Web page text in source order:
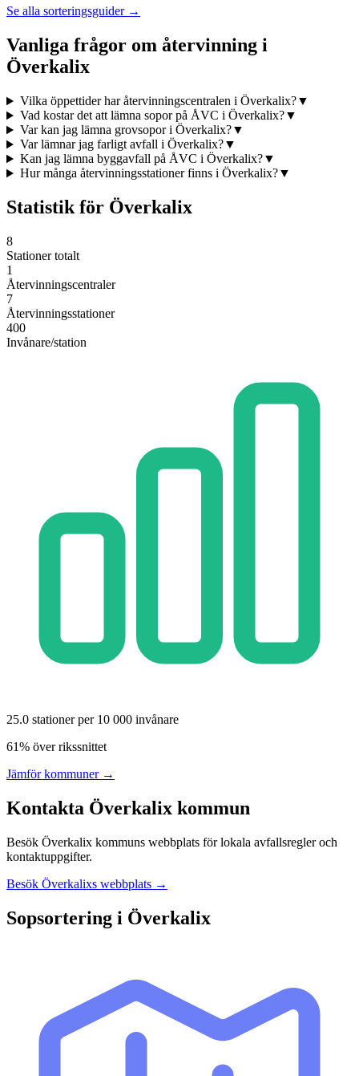
Se alla sorteringsguider →
Vanliga frågor om återvinning i
Överkalix
Vilka öppettider har återvinningscentralen i Överkalix?▼
Vad kostar det att lämna sopor på ÅVC i Överkalix?▼
Var kan jag lämna grovsopor i Överkalix?▼
Var lämnar jag farligt avfall i Överkalix?▼
Kan jag lämna byggavfall på ÅVC i Överkalix?▼
Hur många återvinningsstationer finns i Överkalix?▼
Statistik för Överkalix
8
Stationer totalt
1
Återvinningscentraler
7
Återvinningsstationer
400
Invånare/station
25.0 stationer per 10 000 invånare
61% över rikssnittet
Jämför kommuner →
Kontakta Överkalix kommun
Besök Överkalix kommuns webbplats för lokala avfallsregler och
kontaktuppgifter.
Besök Överkalixs webbplats →
Sopsortering i Överkalix